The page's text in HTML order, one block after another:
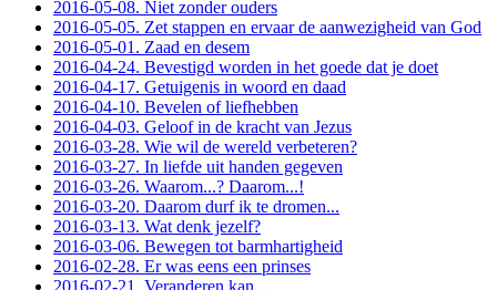
2016-05-08. Niet zonder ouders
2016-05-05. Zet stappen en ervaar de aanwezigheid van God
2016-05-01. Zaad en desem
2016-04-24. Bevestigd worden in het goede dat je doet
2016-04-17. Getuigenis in woord en daad
2016-04-10. Bevelen of liefhebben
2016-04-03. Geloof in de kracht van Jezus
2016-03-28. Wie wil de wereld verbeteren?
2016-03-27. In liefde uit handen gegeven
2016-03-26. Waarom...? Daarom...!
2016-03-20. Daarom durf ik te dromen...
2016-03-13. Wat denk jezelf?
2016-03-06. Bewegen tot barmhartigheid
2016-02-28. Er was eens een prinses